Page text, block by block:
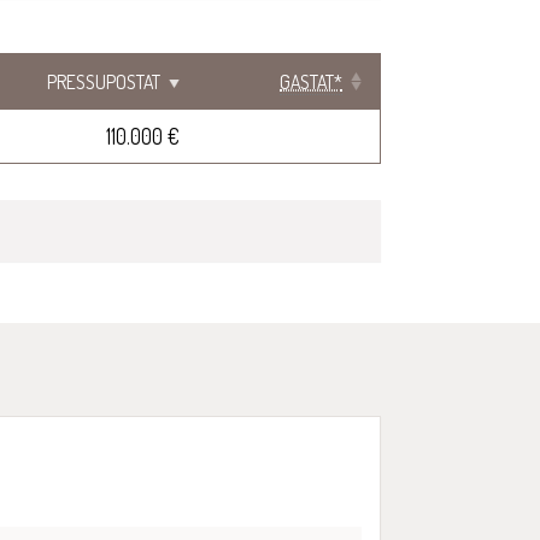
PRESSUPOSTAT GASTAT*
110.000 €